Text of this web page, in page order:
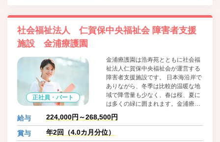
社会福祉法人 仁賀保中央福祉会 障害者支援
施設 金浦療護園
正社員・パート
金浦療護園は浩寿苑とともに社会福
祉法人仁賀保中央福祉会が運営する
障害者支援施設です。 日本海沿岸で
ありながら、冬季は比較的温暖な地
域で降雪量も少なく、春は桜、夏に
は多くの緑に囲まれます。金浦療護
園は、身体障害者であって、常時支
援を必要とするご利用者様に入所い
ただき、利用者の意思を尊重し、利
用者の立場に立った適切な治療及び
給与 224,000円～268,500円
賞与 年2回（4.0カ月分位）